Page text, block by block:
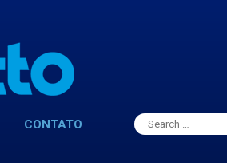
CONTATO
Search
for: